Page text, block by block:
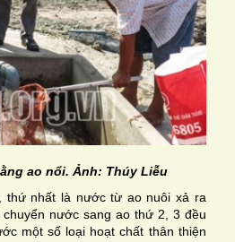
ao nổi. Ảnh: Thúy Liễu
thứ nhất là nước từ ao nuôi xả ra
nước sang ao thứ 2, 3 đều
một số loại hoạt chất thân thiện